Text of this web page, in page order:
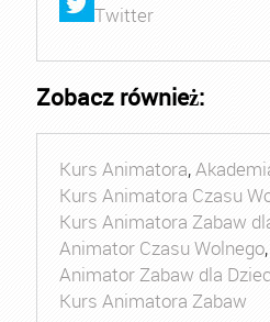
Twitter
Zobacz również:
Kurs Animatora,
Kurs Animatora Czasu
Kurs Animatora Zabaw
Animator Czasu Wolnego,
Animator Zabaw dla
Kurs Animatora Zabaw